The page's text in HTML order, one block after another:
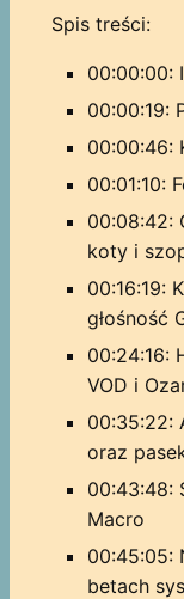
Spis treści:
00:00:00:
00:00:19:
00:00:46:
00:01:10:
00:08:42:
koty i
00:16:19:
głośność
00:24:16:
VOD i
00:35:22:
oraz
00:43:48:
Macro
00:45:05:
betach